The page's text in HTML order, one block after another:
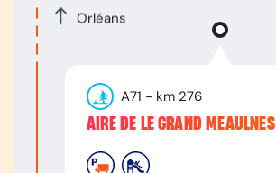
Orléans
A71 - km 276
AIRE DE LE GRAND MEAULNES